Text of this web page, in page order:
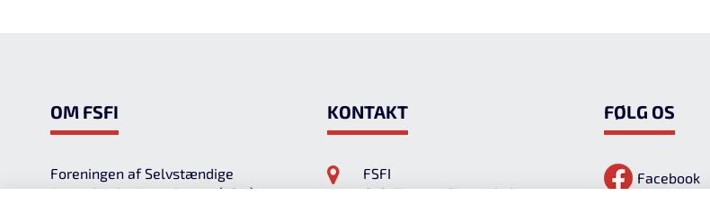
Om FSFI
Foreningen af Selvstændige
Førstehjælpsinstruktører (FSFI)
Kontakt
FSFI
C/O Thomas Borg Jakobsen
Følg os
Facebook